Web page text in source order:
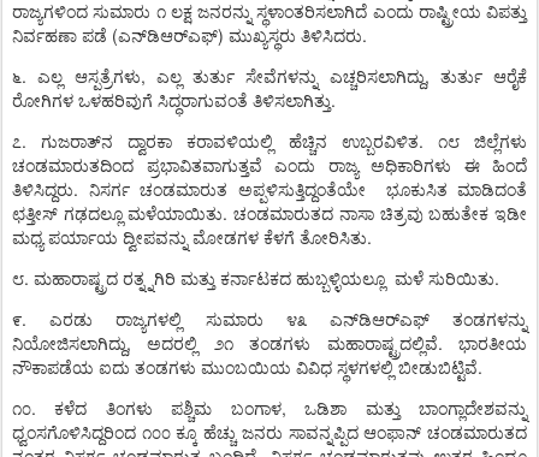
ರಾಜ್ಯಗಳಿಂದ ಸುಮಾರು ೧ ಲಕ್ಷ ಜನರನ್ನು ಸ್ಥಳಾಂತರಿಸಲಾಗಿದೆ ಎಂದು ರಾಷ್ಟ್ರೀಯ ವಿಪತ್ತು
ನಿರ್ವಹಣಾ ಪಡೆ (ಎನ್ಡಿಆರ್ಎಫ್) ಮುಖ್ಯಸ್ಥರು ತಿಳಿಸಿದರು.
೬.ಎಲ್ಲ ಆಸ್ಪತ್ರೆಗಳು, ಎಲ್ಲ ತುರ್ತು ಸೇವೆಗಳನ್ನು ಎಚ್ಚರಿಸಲಾಗಿದ್ದು, ತುರ್ತು
ಆರೈಕೆ
ರೋಗಿಗಳ ಒಳಹರಿವುಗೆ ಸಿದ್ಧರಾಗುವಂತೆ ತಿಳಿಸಲಾಗಿತ್ತು.
೭.ಗುಜರಾತ್ನ ದ್ವಾರಕಾ ಕರಾವಳಿಯಲ್ಲಿ ಹೆಚ್ಚಿನ ಉಬ್ಬರವಿಳಿತ. ೧೮
ಜಿಲ್ಲೆಗಳು
ಚಂಡಮಾರುತದಿಂದ
ಪ್ರಭಾವಿತವಾಗುತ್ತವೆ ಎಂದು ರಾಜ್ಯ ಅಧಿಕಾರಿಗಳು ಈ
ಹಿಂದೆ
ತಿಳಿಸಿದ್ದರು. ನಿಸರ್ಗ ಚಂಡಮಾರುತ ಅಪ್ಪಳಿಸುತ್ತಿದ್ದಂತೆಯೇ ಭೂಕುಸಿತ ಮಾಡಿದಂತೆ
ಛತ್ತೀಸ್ ಗಢದಲ್ಲೂ ಮಳೆಯಾಯಿತು.ಚಂಡಮಾರುತದ ನಾಸಾ ಚಿತ್ರವು ಬಹುತೇಕ ಇಡೀ
ಮಧ್ಯ ಪರ್ಯಾಯ ದ್ವೀಪವನ್ನು ಮೋಡಗಳ ಕೆಳಗೆ ತೋರಿಸಿತು.
೮. ಮಹಾರಾಷ್ಟ್ರದ ರತ್ನ್ನಗಿರಿ ಮತ್ತು ಕರ್ನಾಟಕದ ಹುಬ್ಬಳ್ಳಿಯಲ್ಲೂ ಮಳೆ ಸುರಿಯಿತು.
೯.ಎರಡು ರಾಜ್ಯಗಳಲ್ಲಿ ಸುಮಾರು ೪೩ ಎನ್ಡಿಆರ್ಎಫ್
ತಂಡಗಳನ್ನು
ನಿಯೋಜಿಸಲಾಗಿದ್ದು,ಅದರಲ್ಲಿ ೨೧ ತಂಡಗಳು ಮಹಾರಾಷ್ಟ್ರದಲ್ಲಿವೆ.ಭಾರತೀಯ
ನೌಕಾಪಡೆಯ ಐದು ತಂಡಗಳು ಮುಂಬಯಿಯ ವಿವಿಧ ಸ್ಥಳಗಳಲ್ಲಿ ಬೀಡುಬಿಟ್ಟಿವೆ.
೧೦.ಕಳೆದ ತಿಂಗಳು ಪಶ್ಚಿಮ ಬಂಗಾಳ,ಒಡಿಶಾ ಮತ್ತು
ಬಾಂಗ್ಲಾದೇಶವನ್ನು
ಧ್ವಂಸಗೊಳಿಸಿದ್ದರಿಂದ ೧೦೦ ಕ್ಕೂ ಹೆಚ್ಚು ಜನರು ಸಾವನ್ನಪ್ಪಿದ ಆಂಫಾನ್ ಚಂಡಮಾರುತದ